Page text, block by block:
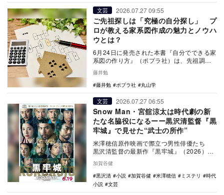
文芸 2026.07.27 09:55
ご先祖探しは「究極の自分探し」 プ
ロが教える家系図作成の魅力とノウハ
ウとは？
6月24日に発売された本書『自分でできる家
系図の作り方』（ポプラ社）は、先祖調
査・家系図作成を専業とする著者・丸山学
が、自分のル…
藤井勉
藤井勉
ポプラ社 丸山学
文芸 2026.07.27 06:55
Snow Man・宮舘涼太は時代劇の新
たな名脇役になるーー黒沢清監督『黒
牢城』で見せた“武士の所作”
米澤穂信原作映画で際立つ男性俳優たち
黒沢清監督の最新作『黒牢城』（2026）
が、6月19日の公開からちょうど1…
加賀谷健
黒沢清
小説 加賀谷健 米澤穂信 ミステリ
時代
小説
文芸